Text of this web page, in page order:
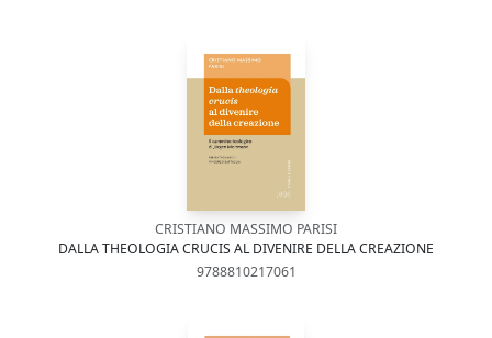
CRISTIANO MASSIMO PARISI
DALLA THEOLOGIA CRUCIS AL DIVENIRE DELLA CREAZIONE
9788810217061